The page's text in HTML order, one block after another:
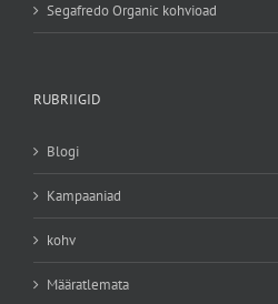
Segafredo Organic kohvioad
RUBRIIGID
Blogi
Kampaaniad
kohv
Määratlemata